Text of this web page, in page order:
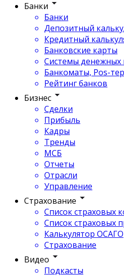
Банки
Банки
Депозитный
Кредитный
Банковские карты
Системы денежных
Банкоматы, Pos-
Рейтинг банков
Бизнес
Сделки
Прибыль
Кадры
Тренды
МСБ
Отчеты
Отрасли
Управление
Страхование
Список страховых
Список страховых
Калькулятор ОСАГО
Страхование
Видео
Подкасты